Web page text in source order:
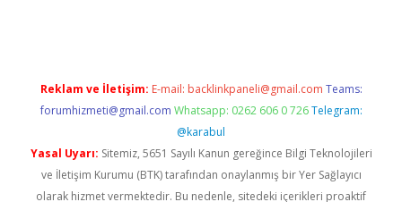
Reklam ve İletişim: E-mail: backlinkpaneli@gmail.com Teams:
forumhizmeti@gmail.com Whatsapp: 0262 606 0 726 Telegram:
@karabul
Yasal Uyarı: Sitemiz, 5651 Sayılı Kanun gereğince Bilgi Teknolojileri
ve İletişim Kurumu (BTK) tarafından onaylanmış bir Yer Sağlayıcı
olarak hizmet vermektedir. Bu nedenle, sitedeki içerikleri proaktif